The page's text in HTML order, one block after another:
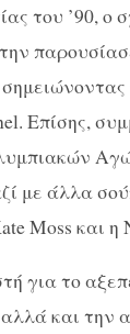
του ’90, ο
την
Επίσης,
με άλλα
Moss και η
για το
και την